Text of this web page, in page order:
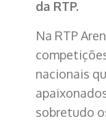
da RTP.
Na RTP
nacionais
sobretudo